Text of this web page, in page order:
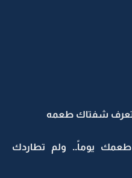
تعرف شفتاك طعمه
طعمك يوماً.. ولم تطاردك